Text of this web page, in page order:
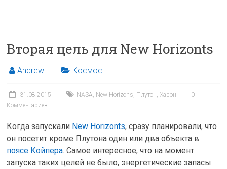
Вторая цель для New Horizonts
Andrew Космос
31.08.2015 NASA, New Horizons, Плутон,Харон
0
Комментариев
Когда запускали New Horizonts, сразу планировали, что
он посетит кроме Плутона один или два объекта в
поясе Койпера. Самое интересное, что на момент
запуска таких целей не было, энергетические запасы